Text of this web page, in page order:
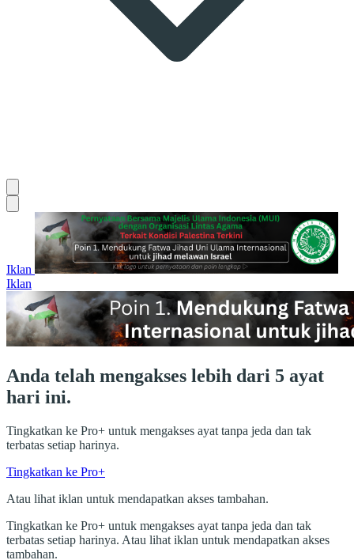
Iklan
Iklan
Anda telah mengakses lebih dari 5 ayat
hari ini.
Tingkatkan ke Pro+ untuk mengakses ayat tanpa jeda dan tak
terbatas setiap harinya.
Tingkatkan ke Pro+
Atau lihat iklan untuk mendapatkan akses tambahan.
Tingkatkan ke Pro+ untuk mengakses ayat tanpa jeda dan tak
terbatas setiap harinya. Atau lihat iklan untuk mendapatkan akses
tambahan.